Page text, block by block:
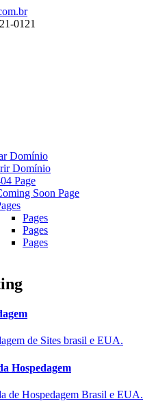
0121
Domínio
Domínio
Page
Soon Page
Pages
Pages
Pages
de Sites brasil e EUA.
Hospedagem
de Hospedagem Brasil e EUA.